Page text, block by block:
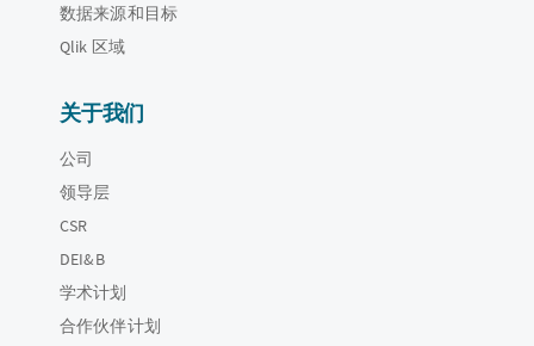
数据来源和目标
Qlik 区域
关于我们
公司
领导层
CSR
DEI&B
学术计划
合作伙伴计划